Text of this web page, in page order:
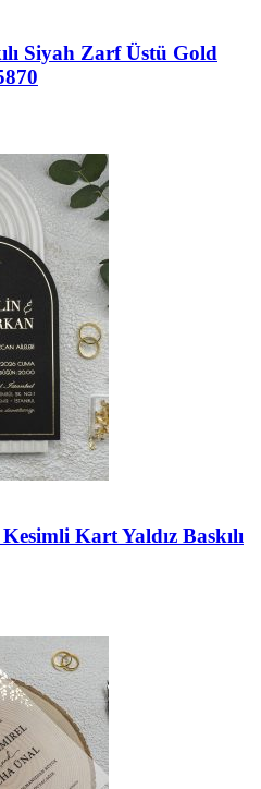
Siyah Zarf Üstü Gold
Kart Yaldız Baskılı